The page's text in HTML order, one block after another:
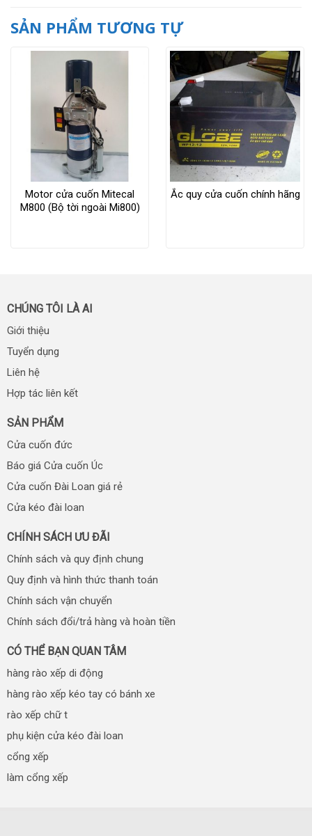
SẢN PHẨM TƯƠNG TỰ
Motor cửa cuốn Mitecal
M800 (Bộ tời ngoài Mi800)
Ắc quy cửa cuốn chính hãng
CHÚNG TÔI LÀ AI
Giới thiệu
Tuyển dụng
Liên hệ
Hợp tác liên kết
SẢN PHẨM
Cửa cuốn đức
Báo giá Cửa cuốn Úc
Cửa cuốn Đài Loan giá rẻ
Cửa kéo đài loan
CHÍNH SÁCH ƯU ĐÃI
Chính sách và quy định chung
Quy định và hình thức thanh toán
Chính sách vận chuyển
Chính sách đổi/trả hàng và hoàn tiền
CÓ THỂ BẠN QUAN TÂM
hàng rào xếp di động
hàng rào xếp kéo tay có bánh xe
rào xếp chữ t
phụ kiện cửa kéo đài loan
cổng xếp
làm cổng xếp